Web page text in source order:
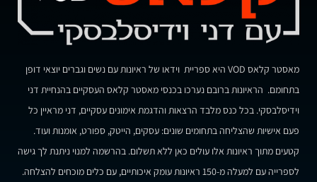
מאסטר קלאס VOD היא ספריית וידאו של ראיונות עם נשים וגברים יוצאי דופן
בתחומם. הראיונות ברובם נערכו בכנסי מאסטר קלאס העסקיים בהנחיית דני
וידיסלבסקי. בכל כנס מלבד הרצאות והדגמת אימונים עסקיים, דני מראיין כל
פעם אישיות שהצליחה בתחומים שונים: עסקים, הייטק, ספורט, אומנות ועוד.
קטעים מתוך ראיונות אלו עולים כאן ללא תשלום. בהרשמה למנוי ניתנת לך גישה
לספרייה עם למעלה מ-150 ראיונות עומק איכותיים, עם כלים מוכחים להצלחה.